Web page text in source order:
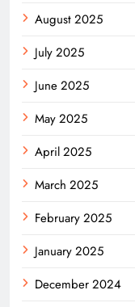
August 2025
July 2025
June 2025
May 2025
April 2025
March 2025
February 2025
January 2025
December 2024